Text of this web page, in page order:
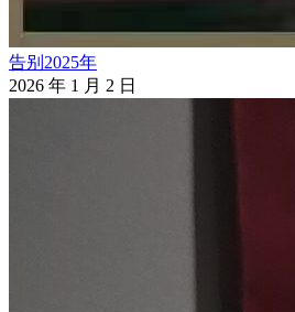
告别2025年
2026 年 1 月 2 日